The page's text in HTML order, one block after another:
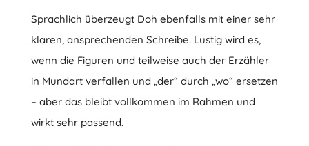
Sprachlich überzeugt Doh ebenfalls mit einer sehr
klaren, ansprechenden Schreibe. Lustig wird es,
wenn die Figuren und teilweise auch der Erzähler
in Mundart verfallen und „der“ durch „wo“ ersetzen
– aber das bleibt vollkommen im Rahmen und
wirkt sehr passend.